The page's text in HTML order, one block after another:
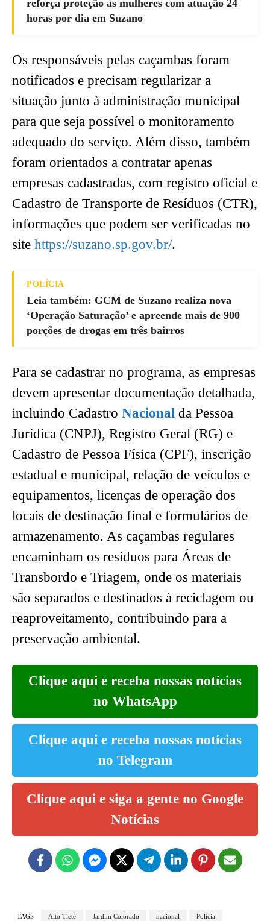
reforça proteção às mulheres com atuação 24
horas por dia em Suzano
Os responsáveis pelas caçambas foram
notificados e precisam regularizar a
situação junto à administração municipal
para que seja possível o monitoramento
adequado do serviço. Além disso, também
foram orientados a contratar apenas
empresas cadastradas, com registro oficial e
Cadastro de Transporte de Resíduos (CTR),
informações que podem ser verificadas no
site https://suzano.sp.gov.br/.
POLÍCIA
Leia também: GCM de Suzano realiza nova
‘Operação Saturação’ e apreende mais de 900
porções de drogas em três bairros
Para se cadastrar no programa, as empresas
devem apresentar documentação detalhada,
incluindo Cadastro Nacional da Pessoa
Jurídica (CNPJ), Registro Geral (RG) e
Cadastro de Pessoa Física (CPF), inscrição
estadual e municipal, relação de veículos e
equipamentos, licenças de operação dos
locais de destinação final e formulários de
armazenamento. As caçambas regulares
encaminham os resíduos para Áreas de
Transbordo e Triagem, onde os materiais
são separados e destinados à reciclagem ou
reaproveitamento, contribuindo para a
preservação ambiental.
Clique aqui e receba nossas notícias
no WhatsApp
Clique aqui e receba nossas notícias
no Telegram
Clique aqui e siga a gente no Google
Notícias
TAGS Alto Tietê Jardim Colorado nacional Polícia